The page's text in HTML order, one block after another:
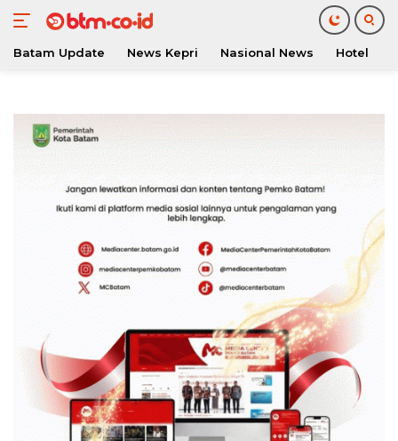
konten
Batam Update News Kepri Nasional News Hotel